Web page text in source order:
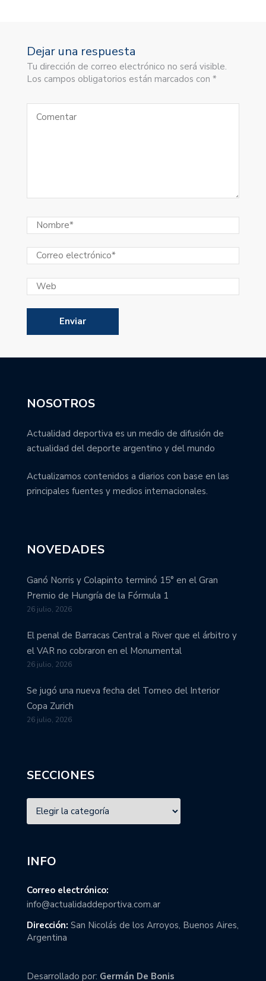
Dejar una respuesta
Tu dirección de correo electrónico no será visible.
Los campos obligatorios están marcados con *
NOSOTROS
Actualidad deportiva es un medio de difusión de
actualidad del deporte argentino y del mundo
Actualizamos contenidos a diarios con base en las
principales fuentes y medios internacionales.
NOVEDADES
Ganó Norris y Colapinto terminó 15° en el Gran
Premio de Hungría de la Fórmula 1
26 julio, 2026
El penal de Barracas Central a River que el árbitro y
el VAR no cobraron en el Monumental
26 julio, 2026
Se jugó una nueva fecha del Torneo del Interior
Copa Zurich
26 julio, 2026
SECCIONES
INFO
Correo electrónico:
info@actualidaddeportiva.com.ar
Dirección: San Nicolás de los Arroyos, Buenos Aires,
Argentina
Desarrollado por: Germán De Bonis